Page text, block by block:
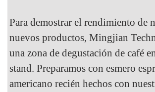
Para demostrar el rendimiento de
nuevos productos, Mingjian
una zona de degustación de café
stand. Preparamos con esmero
americano recién hechos con